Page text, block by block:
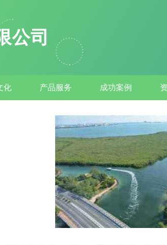
公司
化 产品服务 成功案例